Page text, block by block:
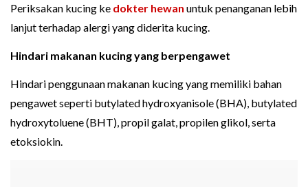
Periksakan kucing ke dokter hewan untuk penanganan lebih
lanjut terhadap alergi yang diderita kucing.
Hindari makanan kucing yang berpengawet
Hindari penggunaan makanan kucing yang memiliki bahan
pengawet seperti butylated hydroxyanisole (BHA), butylated
hydroxytoluene (BHT), propil galat, propilen glikol, serta
etoksiokin.